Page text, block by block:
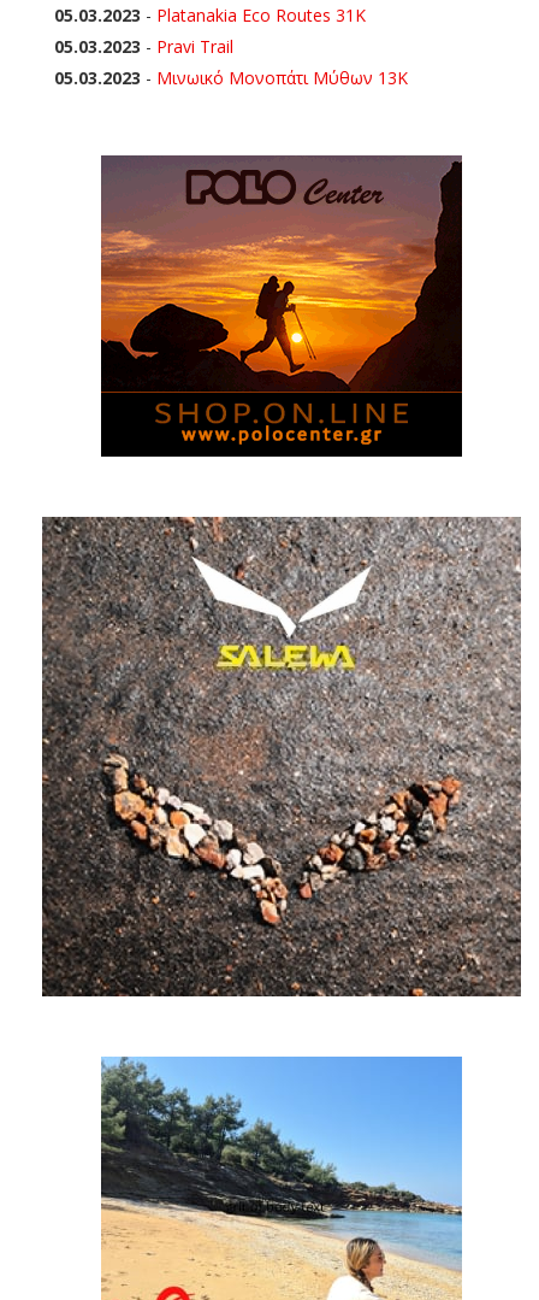
05.03.2023 - Platanakia Eco Routes 31K
05.03.2023 - Pravi Trail
05.03.2023 - Μινωικό Μονοπάτι Μύθων 13Κ